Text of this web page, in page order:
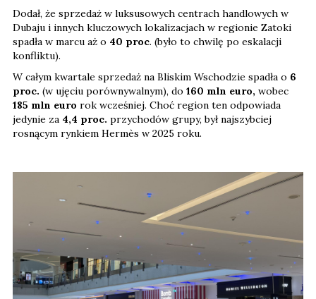
Dodał, że sprzedaż w luksusowych centrach handlowych w
Dubaju i innych kluczowych lokalizacjach w regionie Zatoki
spadła w marcu aż o 40 proc. (było to chwilę po eskalacji
konfliktu).
W całym kwartale sprzedaż na Bliskim Wschodzie spadła o 6
proc. (w ujęciu porównywalnym), do 160 mln euro, wobec
185 mln euro rok wcześniej. Choć region ten odpowiada
jedynie za 4,4 proc. przychodów grupy, był najszybciej
rosnącym rynkiem Hermès w 2025 roku.